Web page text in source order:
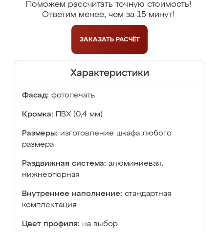
Поможем рассчитать точную стоимость!
Ответим менее, чем за 15 минут!
ЗАКАЗАТЬ РАСЧЁТ
Характеристики
Фасад: фотопечать
Кромка: ПВХ (0,4 мм)
Размеры: изготовление шкафа любого
размера
Раздвижная система: алюминиевая,
нижнеопорная
Внутреннее наполнение: стандартная
комплектация
Цвет профиля: на выбор